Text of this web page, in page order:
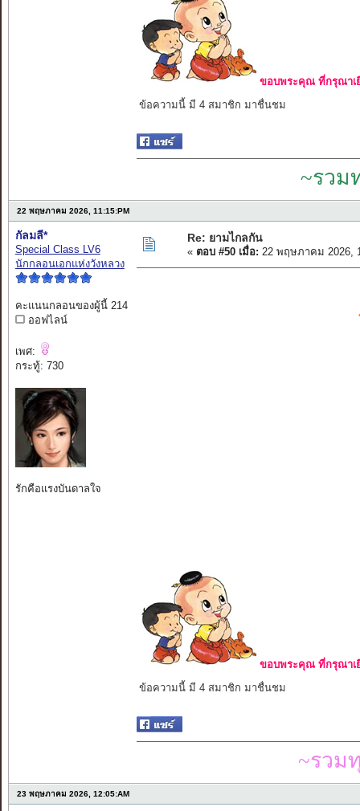
ขอบพระคุณ ที่กรุณาเ
ข้อความนี้ มี 4 สมาชิก มาชื่นชม
~รวม
22 พฤษภาคม 2026, 11:15:PM
กัลมลี*
Special Class LV6
นักกลอนเอกแห่งวังหลวง
คะแนนกลอนของผู้นี้ 214
ออฟไลน์
เพศ:
กระทู้: 730
รักคือแรงบันดาลใจ
Re: ยามไกลกัน
« ตอบ #50 เมื่อ: 22 พฤษภาคม 2026,
ขอบพระคุณ ที่กรุณาเ
ข้อความนี้ มี 4 สมาชิก มาชื่นชม
~รวม
23 พฤษภาคม 2026, 12:05:AM